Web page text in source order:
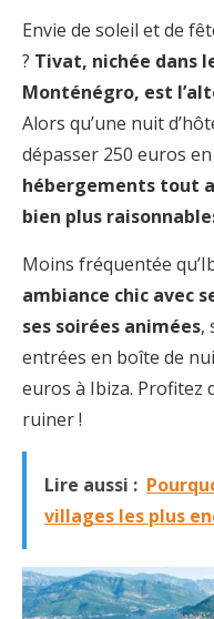
Envie de soleil et de
? Tivat, nichée dans
Monténégro, est
Alors qu’une nuit
dépasser 250 euros
hébergements tout
bien plus
Moins fréquentée
ambiance chic avec
ses soirées animées,
entrées en boîte de
euros à Ibiza. Profitez
ruiner !
Lire aussi :
villages les plus